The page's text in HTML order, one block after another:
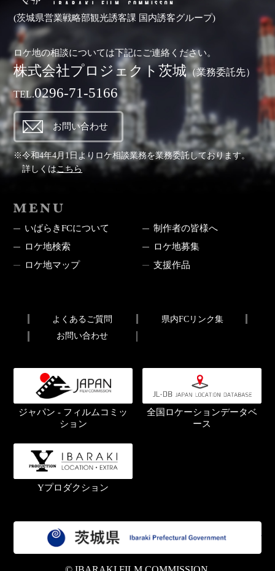
(茨城県営業戦略部観光誘客課 国内誘客グループ)
ロケ地の相談については下記にご連絡ください。
株式会社プロジェクト茨城（業務委託先）
TEL.0296-71-5166
お問い合わせ
※令和4年4月1日よりロケ相談業務を業務委託しております。
詳しくはこちら
いばらきFCについて
制作者の皆様へ
ロケ地検索
ロケ地募集
ロケ地マップ
支援作品
よくあるご質問
県内FCリンク集
お問い合わせ
ジャパン - フィルムコミッ
ション
全国ロケーションデータベ
ース
Yプロダクション